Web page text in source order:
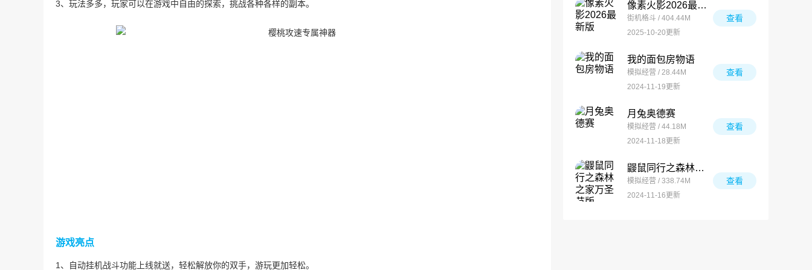
3、玩法多多，玩家可以在游戏中自由的探索，挑战各种各样的副本。
游戏亮点
1、自动挂机战斗功能上线就送，轻松解放你的双手，游玩更加轻松。
像素火影2026最新版
街机格斗 / 404.44M
2025-10-20更新
查看
我的面包房物语
模拟经营 / 28.44M
2024-11-19更新
查看
月兔奥德赛
模拟经营 / 44.18M
2024-11-18更新
查看
鼹鼠同行之森林之家万圣节版
模拟经营 / 338.74M
2024-11-16更新
查看